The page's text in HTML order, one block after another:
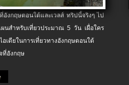
อังกฤษตอนใต้และเวลส์ ทริปนี้จริงๆ ไป
นสำหรับเที่ยวประมาณ 5 วัน เผื่อใคร
อเดียในการเที่ยวทางอังกฤษตอนใต้
ที่อังกฤษ